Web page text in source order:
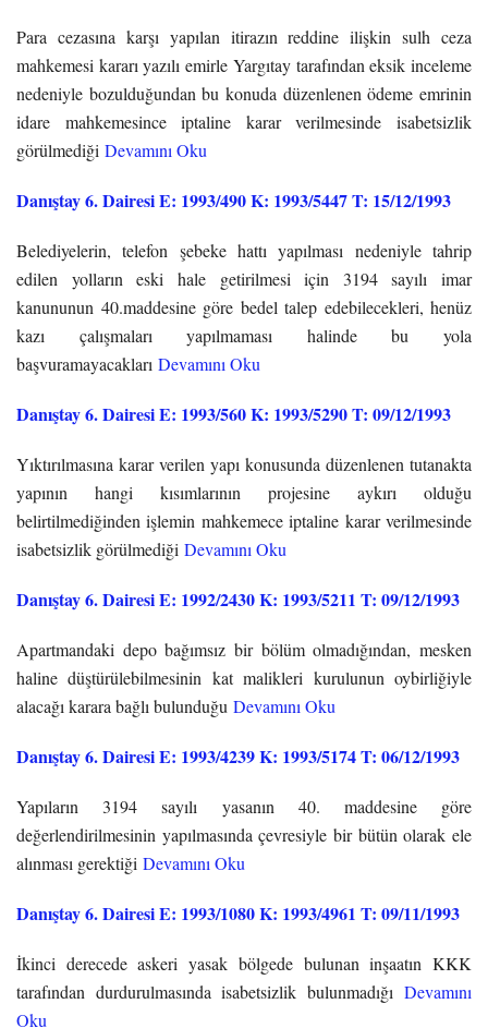
Para cezasına karşı yapılan itirazın reddine ilişkin sulh ceza
mahkemesi kararı yazılı emirle Yargıtay tarafından eksik inceleme
nedeniyle bozulduğundan bu konuda düzenlenen ödeme emrinin
idare mahkemesince iptaline karar verilmesinde isabetsizlik
görülmediği Devamını Oku
Danıştay 6. Dairesi E: 1993/490 K: 1993/5447 T: 15/12/1993
Belediyelerin, telefon şebeke hattı yapılması nedeniyle tahrip
edilen yolların eski hale getirilmesi için 3194 sayılı imar
kanununun 40.maddesine göre bedel talep edebilecekleri, henüz
kazı çalışmaları yapılmaması halinde bu yola
başvuramayacakları Devamını Oku
Danıştay 6. Dairesi E: 1993/560 K: 1993/5290 T: 09/12/1993
Yıktırılmasına karar verilen yapı konusunda düzenlenen tutanakta
yapının hangi kısımlarının projesine aykırı olduğu
belirtilmediğinden işlemin mahkemece iptaline karar verilmesinde
isabetsizlik görülmediği Devamını Oku
Danıştay 6. Dairesi E: 1992/2430 K: 1993/5211 T: 09/12/1993
Apartmandaki depo bağımsız bir bölüm olmadığından, mesken
haline düştürülebilmesinin kat malikleri kurulunun oybirliğiyle
alacağı karara bağlı bulunduğu Devamını Oku
Danıştay 6. Dairesi E: 1993/4239 K: 1993/5174 T: 06/12/1993
Yapıların 3194 sayılı yasanın 40. maddesine göre
değerlendirilmesinin yapılmasında çevresiyle bir bütün olarak ele
alınması gerektiği Devamını Oku
Danıştay 6. Dairesi E: 1993/1080 K: 1993/4961 T: 09/11/1993
İkinci derecede askeri yasak bölgede bulunan inşaatın KKK
tarafından durdurulmasında isabetsizlik bulunmadığı Devamını
Oku